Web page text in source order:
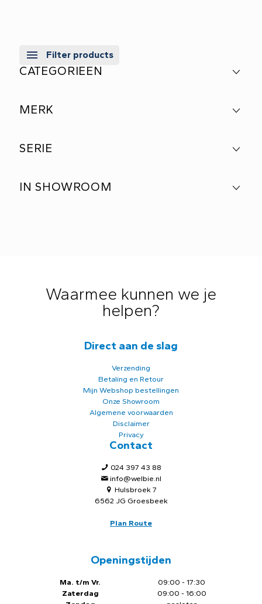
Filter products
CATEGORIEEN
MERK
SERIE
IN SHOWROOM
Waarmee kunnen we je
helpen?
Direct aan de slag
Verzending
Betaling en Retour
Mijn Webshop bestellingen
Onze Showroom
Algemene voorwaarden
Disclaimer
Privacy
Contact
024 397 43 88
info@welbie.nl
Hulsbroek 7
6562 JG Groesbeek
Plan Route
Openingstijden
Ma. t/m Vr.
Zaterdag
09:00 - 17:30
09:00 - 16:00